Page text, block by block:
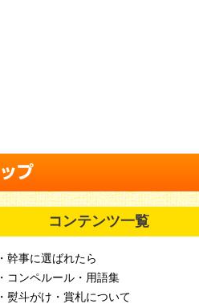
コンテンツ一覧
・幹事に選ばれたら
・コンペルール・用語集
・熨斗がけ・賞札について